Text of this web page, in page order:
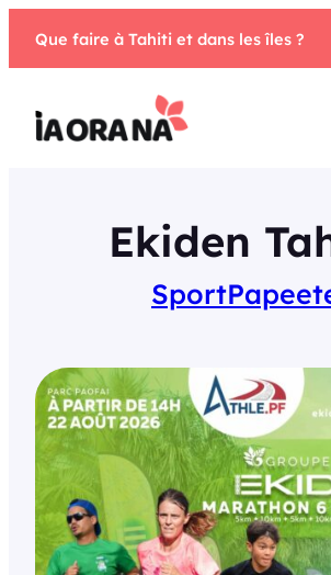
Que faire à Tahiti et dans les îles ?
Ekiden
Sport